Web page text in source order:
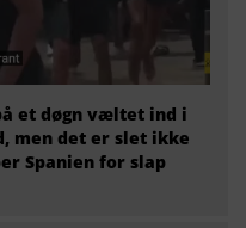
et døgn væltet ind i
men det er slet ikke
Spanien for slap